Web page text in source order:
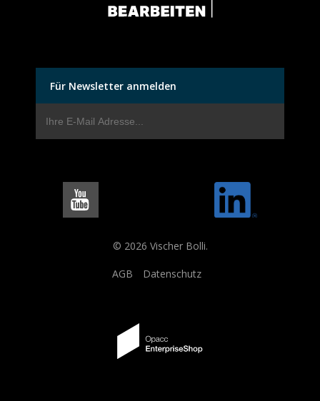
Für Newsletter anmelden
© 2026 Vischer Bolli.
AGB Datenschutz